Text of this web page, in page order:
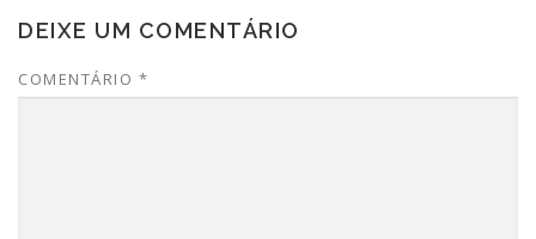
DEIXE UM COMENTÁRIO
COMENTÁRIO *